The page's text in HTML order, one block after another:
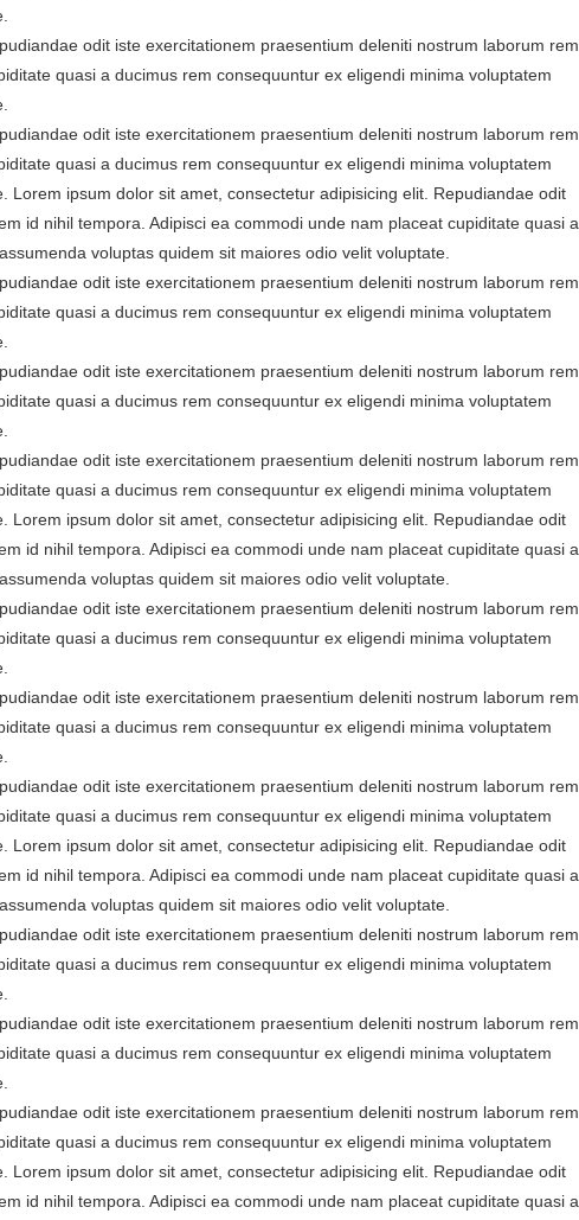
odit iste exercitationem praesentium deleniti nostrum laborum rem
quasi a ducimus rem consequuntur ex eligendi minima voluptatem
odit iste exercitationem praesentium deleniti nostrum laborum rem
quasi a ducimus rem consequuntur ex eligendi minima voluptatem
ipsum dolor sit amet, consectetur adipisicing elit. Repudiandae odit
id nihil tempora. Adipisci ea commodi unde nam placeat cupiditate quasi a
voluptas quidem sit maiores odio velit voluptate.
odit iste exercitationem praesentium deleniti nostrum laborum rem
quasi a ducimus rem consequuntur ex eligendi minima voluptatem
odit iste exercitationem praesentium deleniti nostrum laborum rem
quasi a ducimus rem consequuntur ex eligendi minima voluptatem
odit iste exercitationem praesentium deleniti nostrum laborum rem
quasi a ducimus rem consequuntur ex eligendi minima voluptatem
ipsum dolor sit amet, consectetur adipisicing elit. Repudiandae odit
id nihil tempora. Adipisci ea commodi unde nam placeat cupiditate quasi a
voluptas quidem sit maiores odio velit voluptate.
odit iste exercitationem praesentium deleniti nostrum laborum rem
quasi a ducimus rem consequuntur ex eligendi minima voluptatem
odit iste exercitationem praesentium deleniti nostrum laborum rem
quasi a ducimus rem consequuntur ex eligendi minima voluptatem
odit iste exercitationem praesentium deleniti nostrum laborum rem
quasi a ducimus rem consequuntur ex eligendi minima voluptatem
ipsum dolor sit amet, consectetur adipisicing elit. Repudiandae odit
id nihil tempora. Adipisci ea commodi unde nam placeat cupiditate quasi a
voluptas quidem sit maiores odio velit voluptate.
odit iste exercitationem praesentium deleniti nostrum laborum rem
quasi a ducimus rem consequuntur ex eligendi minima voluptatem
odit iste exercitationem praesentium deleniti nostrum laborum rem
quasi a ducimus rem consequuntur ex eligendi minima voluptatem
odit iste exercitationem praesentium deleniti nostrum laborum rem
quasi a ducimus rem consequuntur ex eligendi minima voluptatem
ipsum dolor sit amet, consectetur adipisicing elit. Repudiandae odit
id nihil tempora. Adipisci ea commodi unde nam placeat cupiditate quasi a